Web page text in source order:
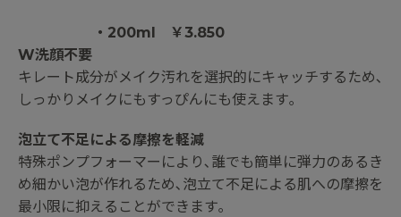
・200ml ￥3.850
W洗顔不要
キレート成分がメイク汚れを選択的にキャッチするため､
しっかりメイクにもすっぴんにも使えます｡
泡立て不足による摩擦を軽減
特殊ポンプフォーマーにより､誰でも簡単に弾力のあるき
め細かい泡が作れるため､泡立て不足による肌への摩擦を
最小限に抑えることができます｡